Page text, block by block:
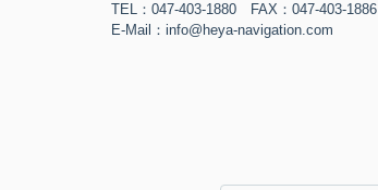
TEL：047-403-1880 FAX：047-403-1886
E-Mail：info@heya-navigation.com